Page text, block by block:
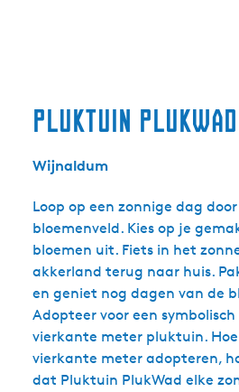
Pluktuin Plukwad
Wijnaldum
Loop op een zonnige dag
bloemenveld. Kies op je
bloemen uit. Fiets in het
akkerland terug naar huis.
en geniet nog dagen van de
Adopteer voor een
vierkante meter pluktuin.
vierkante meter adopteren,
dat Pluktuin PlukWad elke